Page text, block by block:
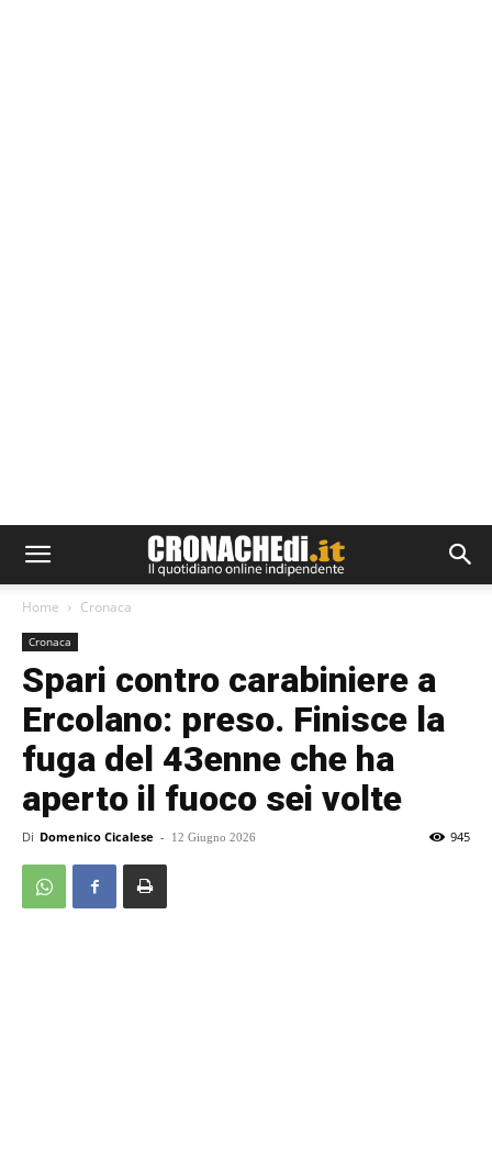
Home Cronaca
Cronaca
Spari contro carabiniere a
Ercolano: preso. Finisce la
fuga del 43enne che ha
aperto il fuoco sei volte
Di Domenico Cicalese - 12 Giugno 2026 945